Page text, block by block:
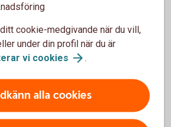
för Funktioner, prestanda
för cookies
cookie-medgivande när du vill,
under din profil när du är
vi cookies .
alla cookies